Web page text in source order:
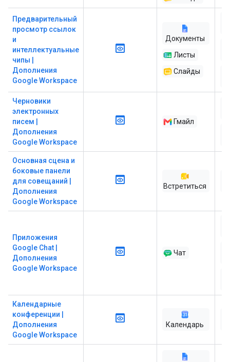
Предварительный
просмотр ссылок
и
интеллектуальные
чипы |
Дополнения
Google Workspace
Документы
Листы
Слайды
Черновики
электронных
писем |
Дополнения
Google Workspace
Гмайл
Основная сцена и
боковые панели
для совещаний |
Дополнения
Google Workspace
Встретиться
Приложения
Google Chat |
Дополнения
Google Workspace
Чат
Календарные
конференции |
Дополнения
Google Workspace
Календарь